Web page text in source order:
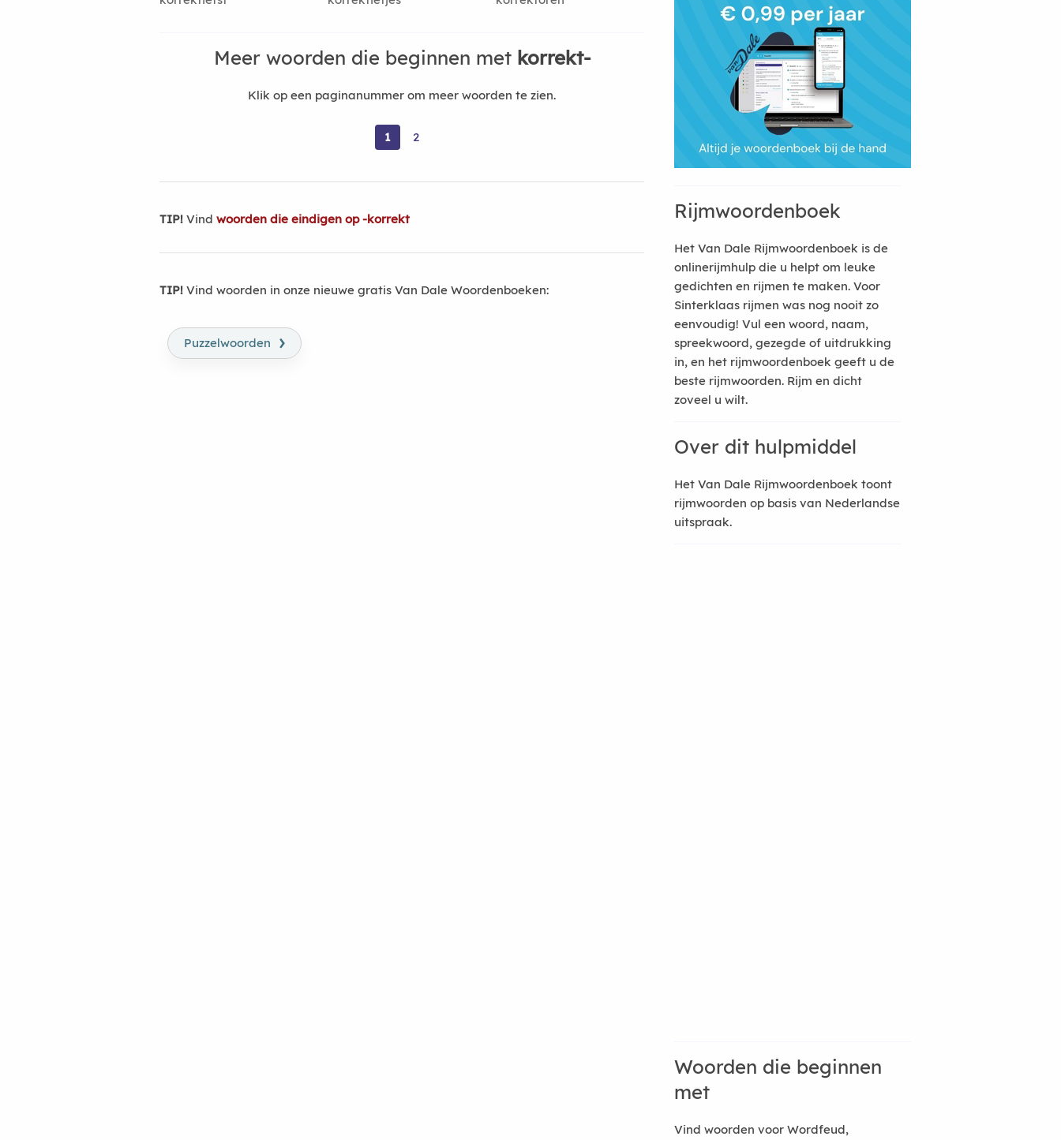
Meer woorden die beginnen met korrekt-
Klik op een paginanummer om meer woorden te zien.
1 2
TIP! Vind woorden die eindigen op -korrekt
TIP! Vind woorden in onze nieuwe gratis Van Dale Woordenboeken:
Puzzelwoorden ›
Rijmwoordenboek
Het Van Dale Rijmwoordenboek is de
onlinerijmhulp die u helpt om leuke
gedichten en rijmen te maken. Voor
Sinterklaas rijmen was nog nooit zo
eenvoudig! Vul een woord, naam,
spreekwoord, gezegde of uitdrukking
in, en het rijmwoordenboek geeft u de
beste rijmwoorden. Rijm en dicht
zoveel u wilt.
Over dit hulpmiddel
Het Van Dale Rijmwoordenboek toont
rijmwoorden op basis van Nederlandse
uitspraak.
Woorden die beginnen
met
Vind woorden voor Wordfeud,